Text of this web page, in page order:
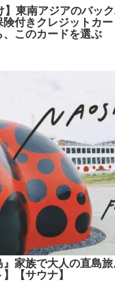
】東南アジアのバッ
険付きクレジットカ
このカードを選ぶ
』家族で大人の直島
【サウナ】